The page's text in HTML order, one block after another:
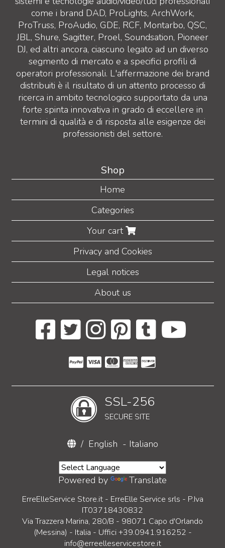
come i brand DAD, ProLights, ArchWork,
ProTruss, ProAudio, GDE, RCF, Montarbo, QSC,
JBL, Shure, Sagitter, Proel, Soundsation, Pioneer
DJ, ed altri ancora, ciascuno legato ad un diverso
segmento di mercato e a specifici profili di
operatori professionali. L'affermazione dei brand
distribuiti è il risultato di un attento processo di
ricerca in ambito tecnologico supportato da una
forte spinta innovativa in grado di eccellere in
termini di qualità e di risposta alle esigenze dei
professionisti del settore.
Shop
Home
Categories
Your cart
Privacy and Cookies
Legal notices
About us
SSL-256
SECURE SITE
/ English - Italiano
Powered by Translate
ErreElleService Store.it - ErreElle Service srls - P.Iva
IT03718430832
Via Trazzera Marina, 280/B - 98071 Capo d'Orlando
(Messina) - Italia - Uffici +39.0941.916252 -
info@erreelleservicestore.it